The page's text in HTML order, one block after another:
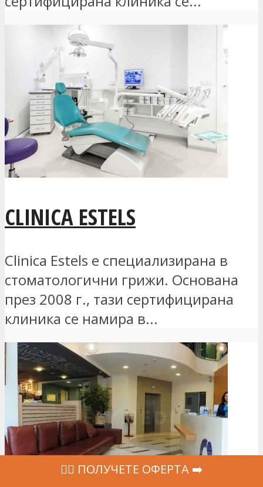
CLINICA ESTELS
Clinica Estels е специализирана в
стоматологични грижи. Основана
през 2008 г., тази сертифицирана
клиника се намира в...
‍👩‍⚕ ПОЛУЧЕТЕ ОФЕРТА ➡️